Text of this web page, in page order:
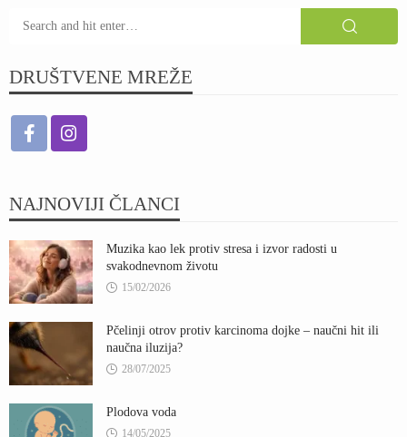
DRUŠTVENE MREŽE
NAJNOVIJI ČLANCI
Muzika kao lek protiv stresa i izvor radosti u
svakodnevnom životu
15/02/2026
Pčelinji otrov protiv karcinoma dojke – naučni hit ili
naučna iluzija?
28/07/2025
Plodova voda
14/05/2025